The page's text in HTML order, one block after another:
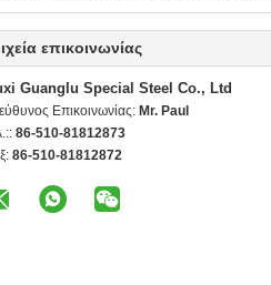
επικοινωνίας
Guanglu Special Steel Co., Ltd
Επικοινωνίας: Mr. Paul
86-510-81812873
86-510-81812872